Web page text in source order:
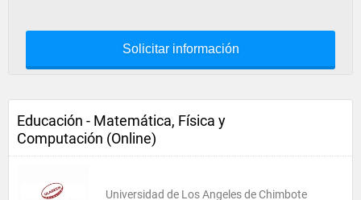
Solicitar información
Educación - Matemática, Física y
Computación (Online)
Universidad de Los Angeles de Chimbote